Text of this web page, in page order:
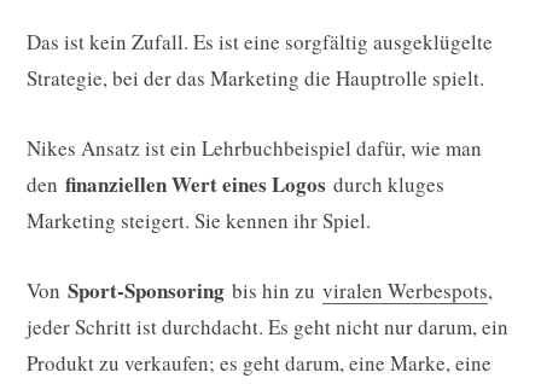
Das ist kein Zufall. Es ist eine sorgfältig ausgeklügelte
Strategie, bei der das Marketing die Hauptrolle spielt.
Nikes Ansatz ist ein Lehrbuchbeispiel dafür, wie man
den finanziellen Wert eines Logos durch kluges
Marketing steigert. Sie kennen ihr Spiel.
Von Sport-Sponsoring bis hin zu viralen Werbespots,
jeder Schritt ist durchdacht. Es geht nicht nur darum, ein
Produkt zu verkaufen; es geht darum, eine Marke, eine